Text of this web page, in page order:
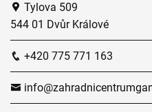
Tylova 509
544 01 Dvůr Králové
+420 775 771 163